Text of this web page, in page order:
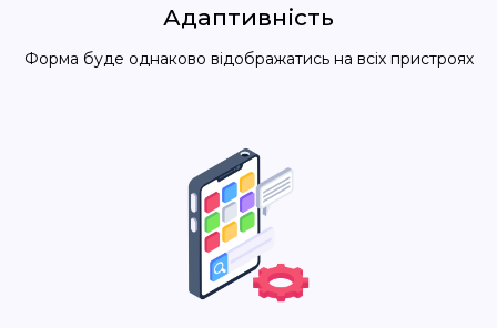
Адаптивність
Форма буде однаково відображатись на всіх пристроях